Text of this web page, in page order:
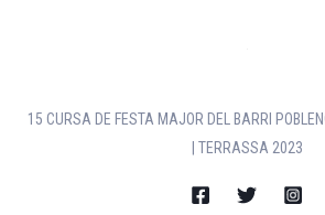
15 CURSA DE FESTA MAJOR DEL BARRI
| TERRASSA 2023